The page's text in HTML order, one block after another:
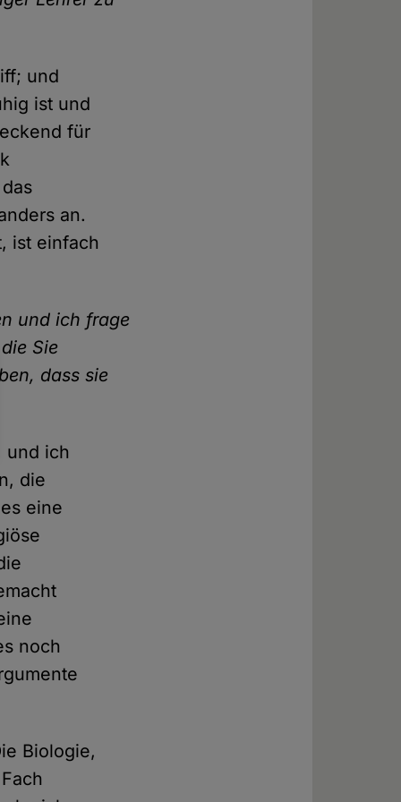
und
ist und
für
an.
ist einfach
und ich frage
Sie
dass sie
und ich
die
eine
noch
Biologie,